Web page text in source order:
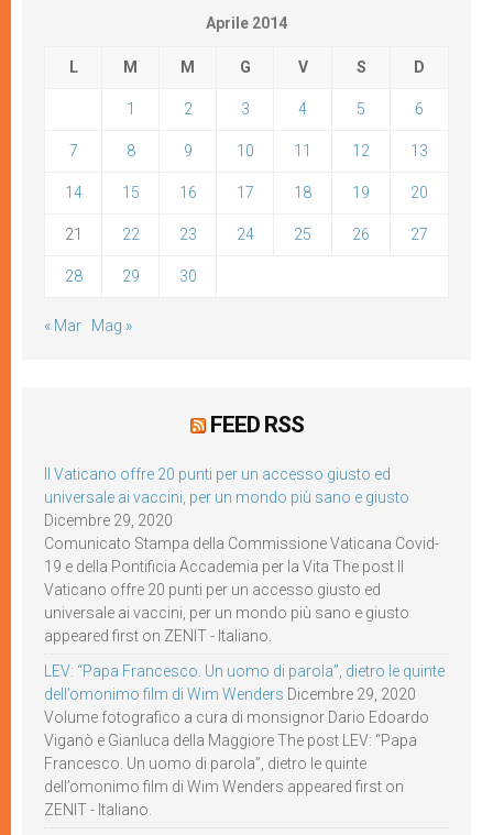
Aprile 2014
L M M G V S D
1 2 3 4 5 6
7 8 9 10 11 12 13
14 15 16 17 18 19 20
21 22 23 24 25 26 27
28 29 30
« Mar Mag »
FEED RSS
Il Vaticano offre 20 punti per un accesso giusto ed
universale ai vaccini, per un mondo più sano e giusto
Dicembre 29, 2020
Comunicato Stampa della Commissione Vaticana Covid-
19 e della Pontificia Accademia per la Vita The post Il
Vaticano offre 20 punti per un accesso giusto ed
universale ai vaccini, per un mondo più sano e giusto
appeared first on ZENIT - Italiano.
LEV: “Papa Francesco. Un uomo di parola”, dietro le quinte
dell’omonimo film di Wim Wenders Dicembre 29, 2020
Volume fotografico a cura di monsignor Dario Edoardo
Viganò e Gianluca della Maggiore The post LEV: “Papa
Francesco. Un uomo di parola”, dietro le quinte
dell’omonimo film di Wim Wenders appeared first on
ZENIT - Italiano.